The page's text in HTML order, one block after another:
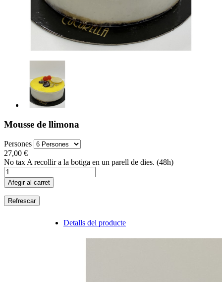
Mousse de llimona
Persones
27,00 €
No tax A recollir a la botiga en un parell de dies. (48h)
Afegir al carret
Detalls del producte